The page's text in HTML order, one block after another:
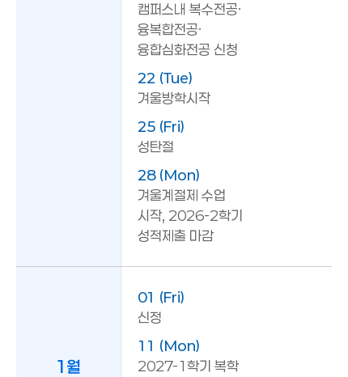
캠퍼스내 복수전공·
융복합전공·
융합심화전공 신청
22 (Tue)
겨울방학시작
25 (Fri)
성탄절
28 (Mon)
겨울계절제 수업
시작, 2026-2학기
성적제출 마감
1월
01 (Fri)
신정
11 (Mon)
2027-1학기 복학